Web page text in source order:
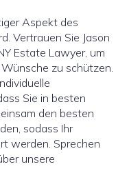
Aspekt des
Vertrauen Sie Jason
Estate Lawyer, um
zu schützen.
Sie in besten
den besten
sodass Ihr
werden. Sprechen
unsere